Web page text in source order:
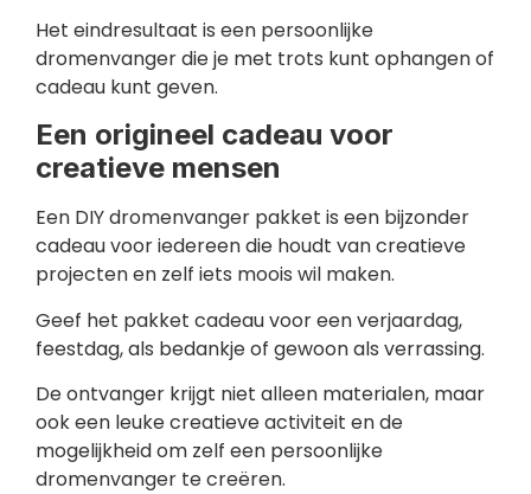
Het eindresultaat is een persoonlijke
dromenvanger die je met trots kunt ophangen of
cadeau kunt geven.
Een origineel cadeau voor
creatieve mensen
Een DIY dromenvanger pakket is een bijzonder
cadeau voor iedereen die houdt van creatieve
projecten en zelf iets moois wil maken.
Geef het pakket cadeau voor een verjaardag,
feestdag, als bedankje of gewoon als verrassing.
De ontvanger krijgt niet alleen materialen, maar
ook een leuke creatieve activiteit en de
mogelijkheid om zelf een persoonlijke
dromenvanger te creëren.